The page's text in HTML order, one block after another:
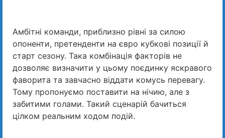
Амбітні команди, приблизно рівні за силою
опоненти, претенденти на євро кубкові позиції й
старт сезону. Така комбінація факторів не
дозволяє визначити у цьому поєдинку яскравого
фаворита та завчасно віддати комусь перевагу.
Тому пропонуємо поставити на нічию, але з
забитими голами. Такий сценарій бачиться
цілком реальним ходом подій.